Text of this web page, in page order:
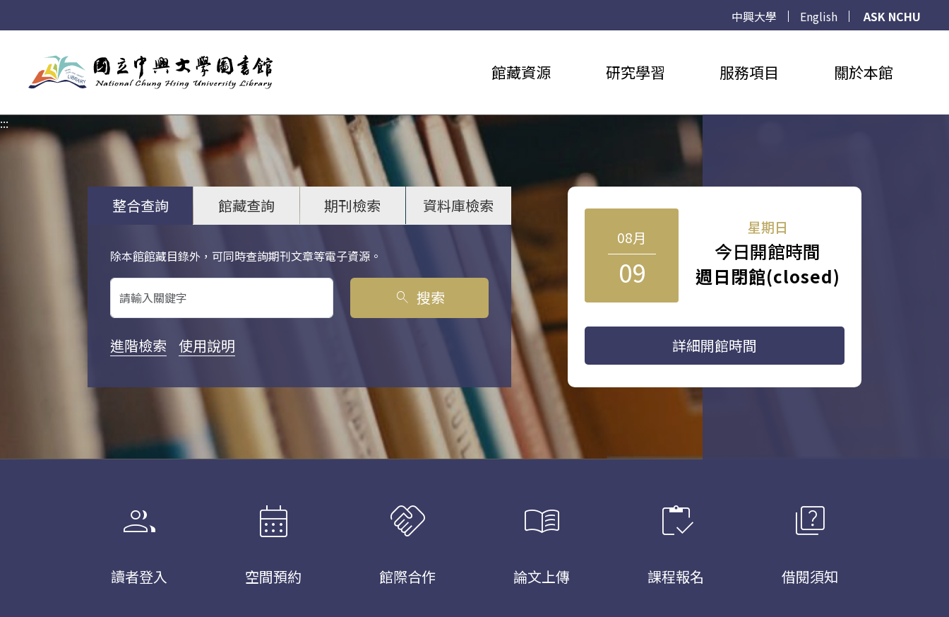
中興大學 English
ASK NCHU
館藏資源 研究學習 服務項目 關於本館
:::
整合查詢 館藏查詢 期刊檢索 資料庫檢索
除本館館藏目錄外，可同時查詢期刊文章等電子資源。
關鍵字搜尋
search 搜索
進階檢索 使用說明
08月
09
星期日
今日開館時間
週日閉館(closed)
詳細開館時間
group
讀者登入
calendar_month
空間預約
handshake
館際合作
menu_book
論文上傳
inventory
課程報名
quiz
借閱須知